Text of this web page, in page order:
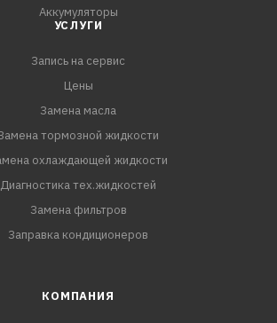
Аккумуляторы
УСЛУГИ
Запись на сервис
Цены
Замена масла
тормозной жидкости
охлаждающей жидкости
Диагностика тех.жидкостей
Замена фильтров
Заправка кондиционеров
КОМПАНИЯ